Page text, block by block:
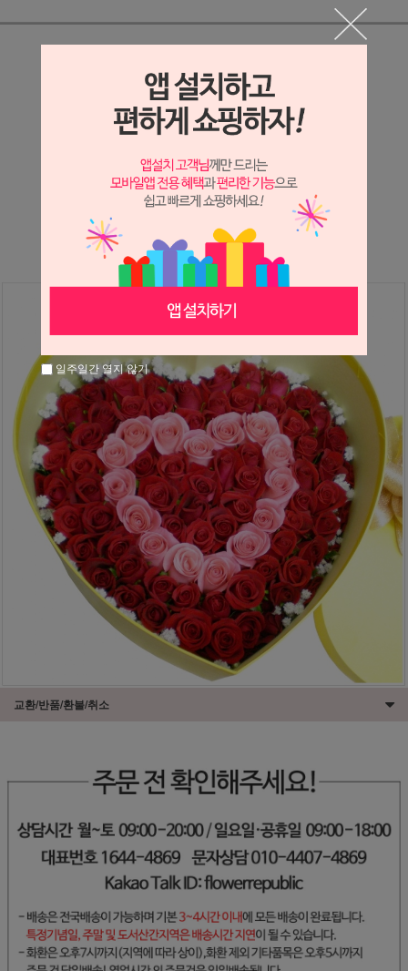
상세정보 새창 열기
상세 정보를 확대해 보실 수 있습니다.
※ 필독해주세요 ※
는 시세 변동에 따라 가격이 달라질 수 있으니
문의 후 주문 바랍니다.
교환/반품/환불/취소
일주일간 열지 않기